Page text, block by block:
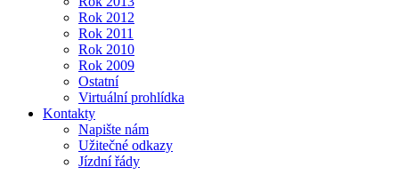
Rok 2012
Rok 2011
Rok 2010
Rok 2009
Ostatní
Virtuální prohlídka
Kontakty
Napište nám
Užitečné odkazy
Jízdní řády